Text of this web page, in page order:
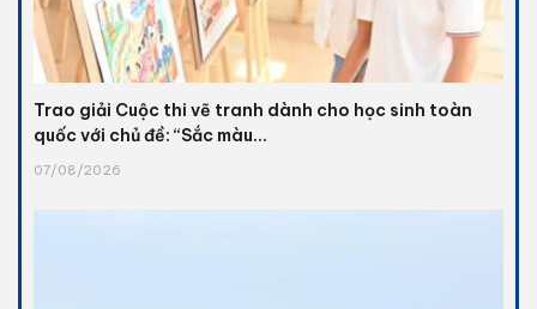
Trao giải Cuộc thi vẽ tranh dành cho học sinh toàn
quốc với chủ đề: “Sắc màu...
07/08/2026